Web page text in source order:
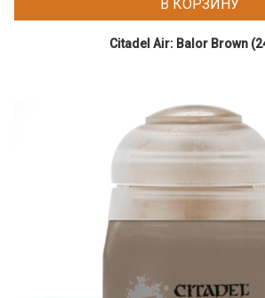
В КОРЗИНУ
Citadel Air: Balor Brown